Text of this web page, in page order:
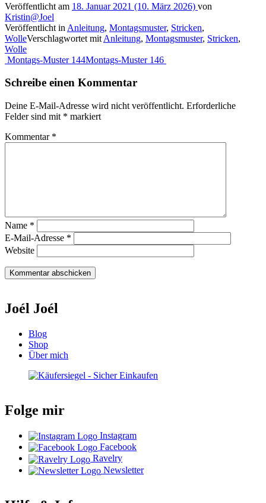
Veröffentlicht am 18. Januar 2021 (10. März 2026) von
Kristin@Joel
Veröffentlicht in Anleitung, Montagsmuster, Stricken,
WolleVerschlagwortet mit Anleitung, Montagsmuster, Stricken,
Wolle
Beitragsnavigation
Montags-Muster 144Montags-Muster 146
Schreibe einen Kommentar
Deine E-Mail-Adresse wird nicht veröffentlicht. Erforderliche
Felder sind mit * markiert
Kommentar *
Name *
E-Mail-Adresse *
Website
Joél Joél
Blog
Shop
Über mich
Folge mir
Instagram
Facebook
Ravelry
Newsletter